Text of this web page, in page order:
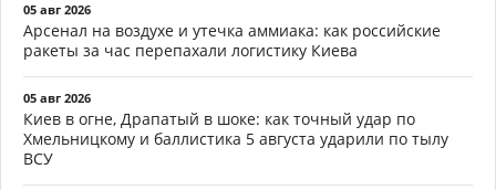
05 авг 2026
Арсенал на воздухе и утечка аммиака: как российские
ракеты за час перепахали логистику Киева
05 авг 2026
Киев в огне, Драпатый в шоке: как точный удар по
Хмельницкому и баллистика 5 августа ударили по тылу
ВСУ